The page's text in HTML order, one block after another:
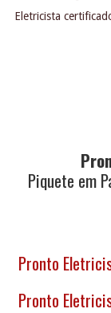
Eletricista
Piquete em
Pronto
Pronto